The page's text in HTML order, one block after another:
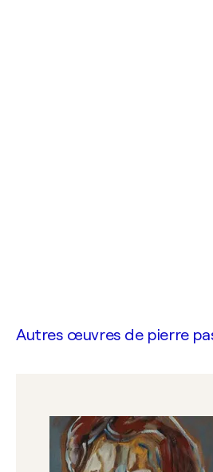
Autres œuvres de pierre